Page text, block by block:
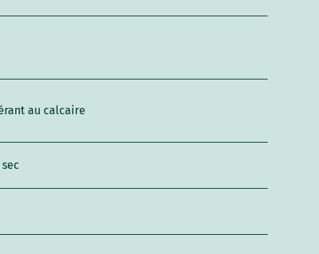
au calcaire